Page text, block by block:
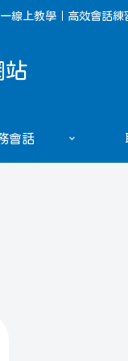
線上教學｜高效會話練
站
會話